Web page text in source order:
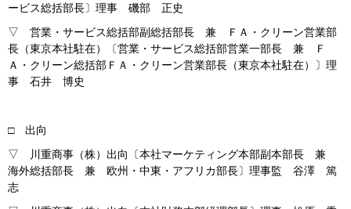
ービス総括部長〕理事 磯部 正史
▽ 営業・サービス総括部副総括部長 兼 ＦＡ・クリーン営業部
長（東京本社駐在）〔営業・サービス総括部営業一部長 兼 Ｆ
Ａ・クリーン総括部ＦＡ・クリーン営業部長（東京本社駐在）〕理
事 石井 博史
□ 出向
▽ 川重商事（株）出向〔本社マーケティング本部副本部長 兼
海外総括部長 兼 欧州・中東・アフリカ部長〕理事監 谷澤 篤
志